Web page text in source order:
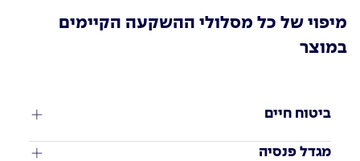
מיפוי של כל מסלולי ההשקעה הקיימים
במוצר
ביטוח חיים
מגדל פנסיה